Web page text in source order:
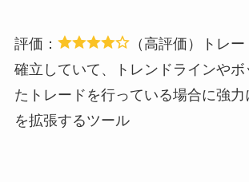
評価： （高評価）
トレ
確立していて、トレンドラインやボ
たトレードを行っている場合に強
を拡張するツール